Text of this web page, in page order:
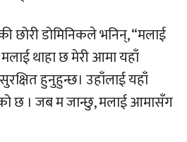
छोरी डोमिनिकले भनिन्, “मलाई
थाहा छ मेरी आमा यहाँ
हुनुहुन्छ। उहाँलाई यहाँ
छ । जब म जान्छु, मलाई आमासँग